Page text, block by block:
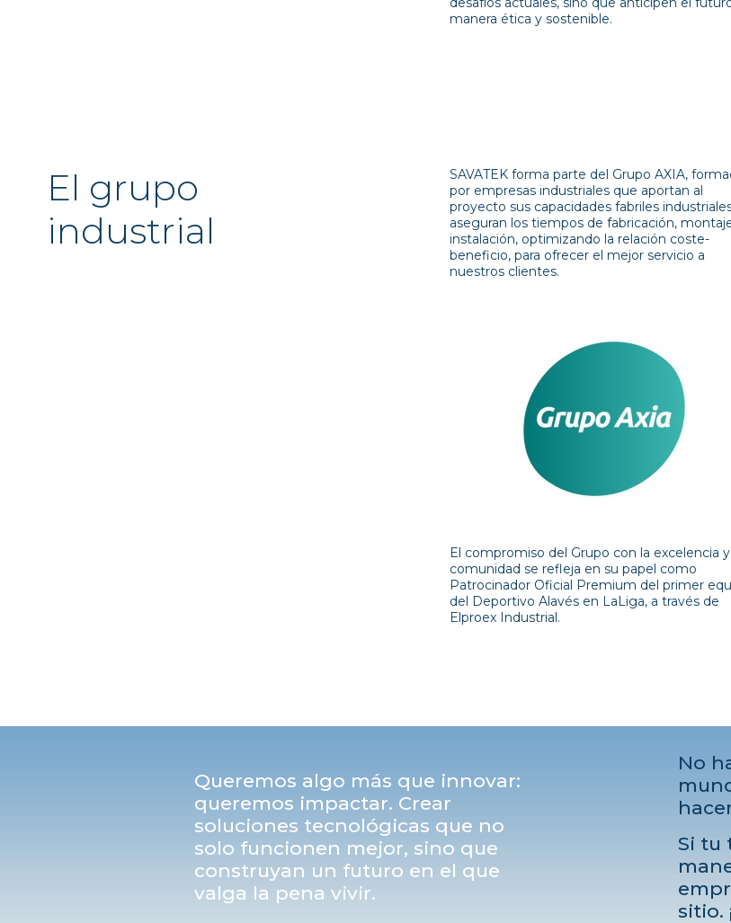
manera ética y sostenible.
El grupo
industrial
SAVATEK forma parte del Grupo AXIA,
por empresas industriales que aportan al
proyecto sus capacidades fabriles
aseguran los tiempos de fabricación,
instalación, optimizando la relación coste-
beneficio, para ofrecer el mejor servicio a
nuestros clientes.
El compromiso del Grupo con la excelencia y
comunidad se refleja en su papel como
Patrocinador Oficial Premium del primer
del Deportivo Alavés en LaLiga, a través de
Elproex Industrial.
Queremos algo más que innovar:
queremos impactar. Crear
soluciones tecnológicas que no
solo funcionen mejor, sino que
construyan un futuro en el que
valga la pena vivir.
No
Si tu
sitio.